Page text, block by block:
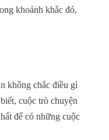
khoảnh khắc đó,
không chắc điều gì
cuộc trò chuyện
để có những cuộc